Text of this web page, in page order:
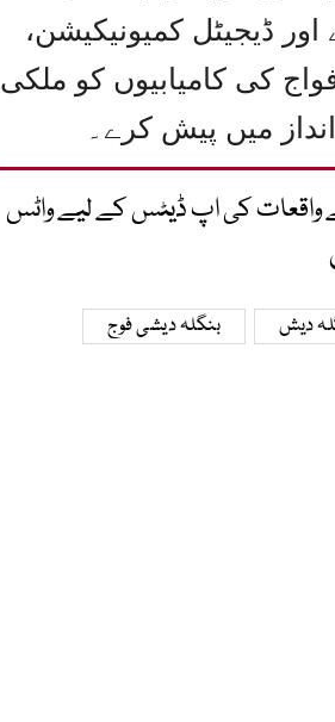
اور ڈیجیٹل کمیونیکیشن،
کی کامیابیوں کو ملکی
میں پیش کرے۔
واقعات کی اپ ڈیٹس کے لیے واٹس
دیش
بنگلہ دیشی فوج